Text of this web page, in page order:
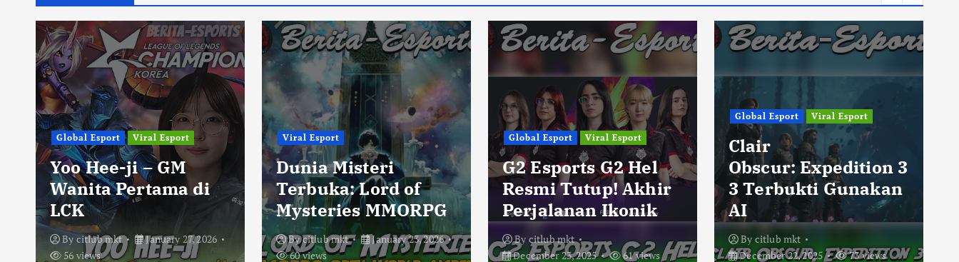
Global Esport Viral Esport
Yoo Hee-ji – GM
Wanita Pertama di
LCK
By citlub mkt
January 27, 2026
56 views
Viral Esport
Dunia Misteri
Terbuka: Lord of
Mysteries MMORPG
Bycitlub mkt
January 23, 2026
60 views
Global Esport Viral Esport
G2 Esports G2 Hel
Resmi Tutup! Akhir
Perjalanan Ikonik
By citlub mkt
December 23, 2025
61 views
Global Esport Viral Esport
Clair
Obscur: Expedition 3
3 Terbukti Gunakan
AI
By citlub mkt
December 22, 2025
73 views